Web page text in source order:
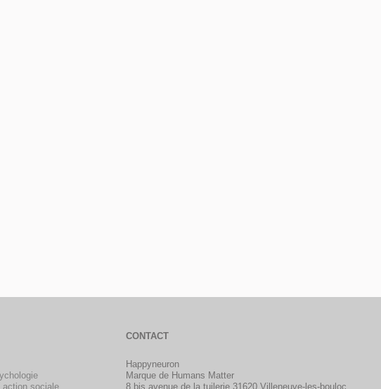
action sociale
CONTACT
Happyneuron
Marque de Humans Matter
8 bis avenue de la tuilerie 31620 Villeneuve-les-bouloc